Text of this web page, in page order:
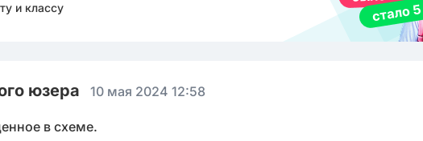
и классу
юзера 10 мая 2024 12:58
в схеме.